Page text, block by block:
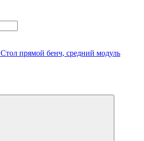
Стол прямой бенч, средний модуль